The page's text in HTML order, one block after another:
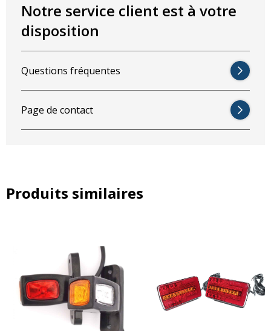
Notre service client est à votre
disposition
Questions fréquentes
Page de contact
Produits similaires